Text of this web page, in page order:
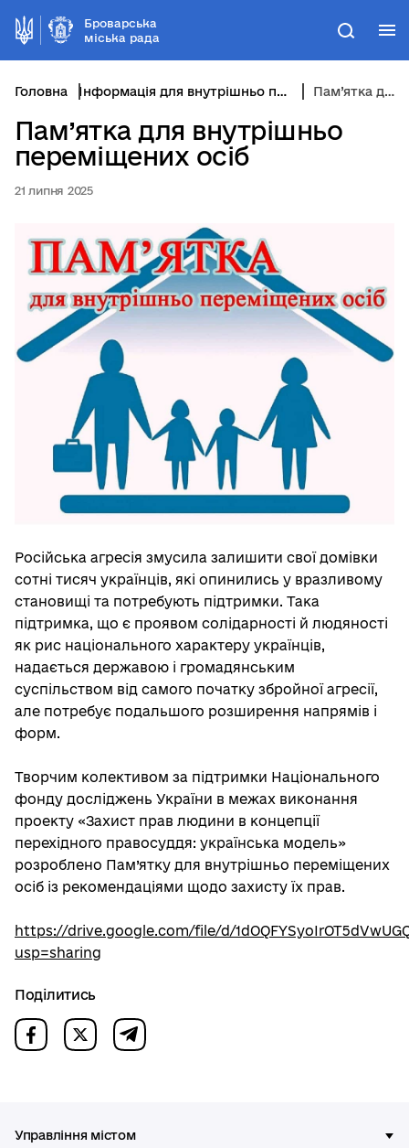
Броварська
міська рада
Пошук
Головна Інформація для внутрішньо переміщених осіб Пам’ятка для внутрішньо переміщених осіб
Пам’ятка для внутрішньо
переміщених осіб
21 липня 2025
Російська агресія змусила залишити свої домівки
сотні тисяч українців, які опинились у вразливому
становищі та потребують підтримки. Така
підтримка, що є проявом солідарності й людяності
як рис національного характеру українців,
надається державою і громадянським
суспільством від самого початку збройної агресії,
але потребує подальшого розширення напрямів і
форм.
Творчим колективом за підтримки Національного
фонду досліджень України в межах виконання
проекту «Захист прав людини в концепції
перехідного правосуддя: українська модель»
розроблено Пам’ятку для внутрішньо переміщених
осіб із рекомендаціями щодо захисту їх прав.
https://drive.google.com/file/d/
usp=sharing
Поділитись
Управління містом